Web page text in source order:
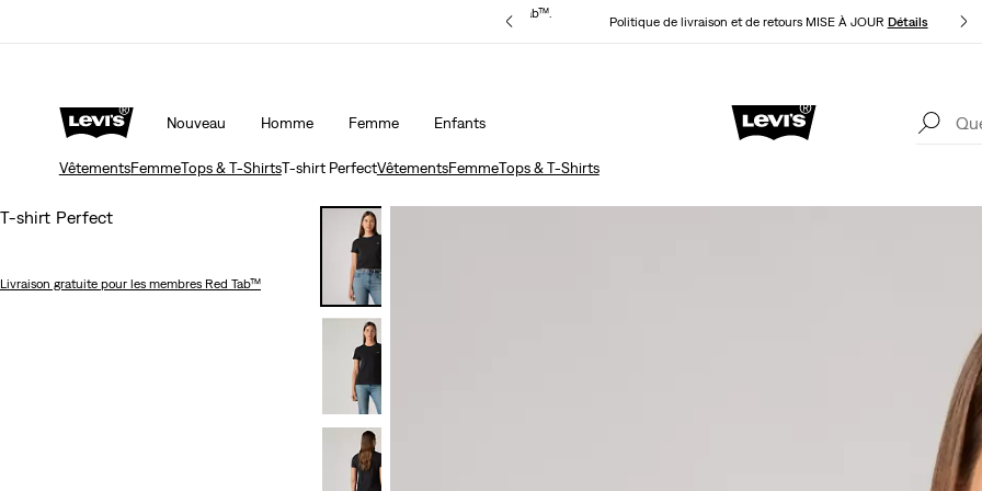
Livraison gratuite pour les membres du programme Levi’s® Red Tab™.
Politique de livraison et de retours MISE À JOUR Détails
Nouveau Homme Femme Enfants
Livraison gratuite pour les membres du programme Levi’s® Red Tab™.
Détails
VêtementsFemmeTops & T-ShirtsT-shirt PerfectVêtementsFemmeTops & T-Shirts
T-shirt Perfect
Livraison gratuite pour les membres Red Tab™